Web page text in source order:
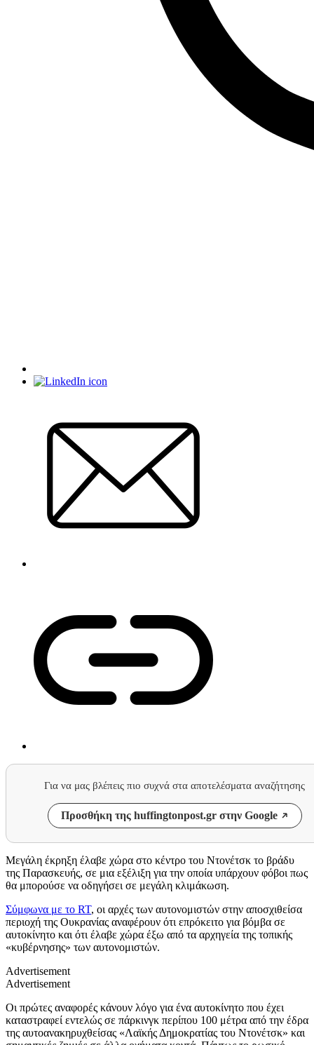
Για να μας βλέπεις πιο συχνά στα αποτελέσματα αναζήτησης
Προσθήκη της huffingtonpost.gr στην Google
Μεγάλη έκρηξη έλαβε χώρα στο κέντρο του Ντoνέτσκ το βράδυ
της Παρασκευής, σε μια εξέλιξη για την οποία υπάρχουν φόβοι πως
θα μπορούσε να οδηγήσει σε μεγάλη κλιμάκωση.
Σύμφωνα με το RT, οι αρχές των αυτονομιστών στην αποσχιθείσα
περιοχή της Ουκρανίας αναφέρουν ότι επρόκειτο για βόμβα σε
αυτοκίνητο και ότι έλαβε χώρα έξω από τα αρχηγεία της τοπικής
«κυβέρνησης» των αυτονομιστών.
Advertisement
Advertisement
Οι πρώτες αναφορές κάνουν λόγο για ένα αυτοκίνητο που έχει
καταστραφεί εντελώς σε πάρκινγκ περίπου 100 μέτρα από την έδρα
της αυτοανακηρυχθείσας «Λαϊκής Δημοκρατίας του Ντονέτσκ» και